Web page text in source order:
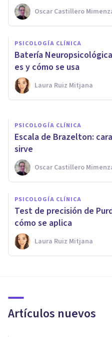
Oscar Castillero
PSICOLOGÍA CLÍNICA
Batería
es y cómo se usa
Laura Ruiz Mitjana
PSICOLOGÍA CLÍNICA
Test de
Benton:
de uso
Unai Aso Poza
PSICOLOGÍA CLÍNICA
Escala de Brazelton:
sirve
Oscar Castillero
PSICOLOGÍA CLÍNICA
Test de precisión de
cómo se aplica
Laura Ruiz Mitjana
Artículos nuevos